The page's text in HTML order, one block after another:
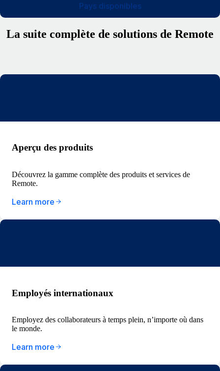
Pays disponibles
La suite complète de solutions de Remote
Aperçu des produits
Découvrez la gamme complète des produits et services de
Remote.
Learn more
Employés internationaux
Employez des collaborateurs à temps plein, n’importe où dans
le monde.
Learn more